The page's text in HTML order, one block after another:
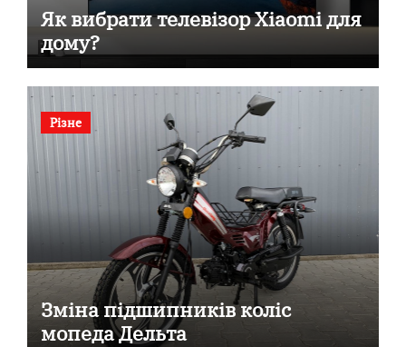
Як вибрати телевізор Xiaomi для
дому?
Різне
Зміна підшипників коліс
мопеда Дельта